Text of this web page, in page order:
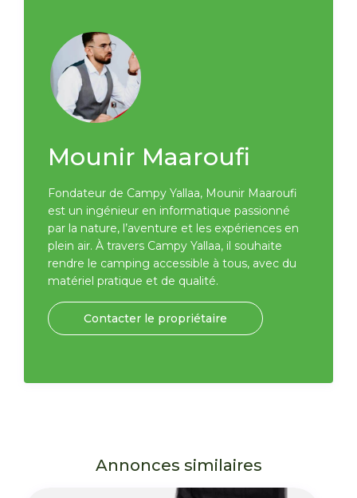
Mounir Maaroufi
Fondateur de Campy Yallaa, Mounir Maaroufi
est un ingénieur en informatique passionné
par la nature, l’aventure et les expériences en
plein air. À travers Campy Yallaa, il souhaite
rendre le camping accessible à tous, avec du
matériel pratique et de qualité.
Contacter le propriétaire
Annonces similaires